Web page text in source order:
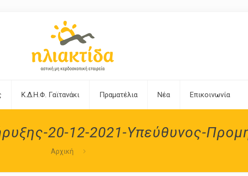
Κ.Δ.Η.Φ. Γαϊτανάκι Πραματέλια Νέα Επικοινωνία
20-12-2021-Υπεύθυνος-
Αρχική